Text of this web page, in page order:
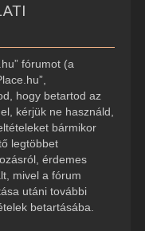
fórumot (a
hogy betartod az
kérjük ne használd,
bármikor
legtöbbet
érdemes
mivel a fórum
utáni további
betartásába.